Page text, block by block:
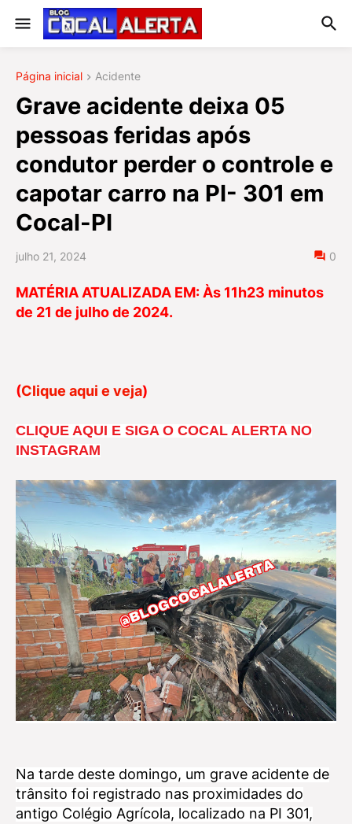
Página inicial Acidente
Grave acidente deixa 05
pessoas feridas após
condutor perder o controle e
capotar carro na PI- 301 em
Cocal-PI
julho 21, 2024 0
MATÉRIA ATUALIZADA EM: Às 11h23 minutos
de 21 de julho de 2024.
(Clique aqui e veja)
CLIQUE AQUI E SIGA O COCAL ALERTA NO
INSTAGRAM
Na tarde deste domingo, um grave acidente de
trânsito foi registrado nas proximidades do
antigo Colégio Agrícola, localizado na PI 301,